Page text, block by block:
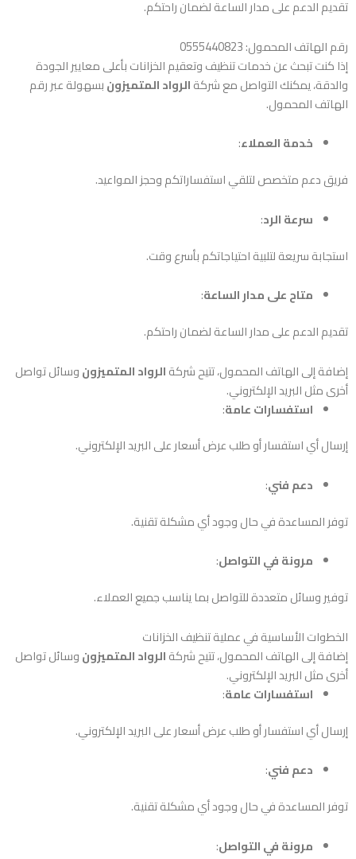
تقديم الدعم على مدار الساعة لضمان راحتكم.
رقم الهاتف المحمول: 0555440823
إذا كنت تبحث عن خدمات تنظيف وتعقيم الخزانات بأعلى معايير الجودة
والدقة، يمكنك التواصل مع شركةالرواد المتميزونبسهولة عبر رقم
الهاتف المحمول.
خدمة العملاء:
فريق دعم متخصص لتلقي استفساراتكم وحجز المواعيد.
سرعة الرد:
استجابة سريعة لتلبية احتياجاتكم بأسرع وقت.
متاح على مدار الساعة:
تقديم الدعم على مدار الساعة لضمان راحتكم.
إضافة إلى الهاتف المحمول، تتيح شركةالرواد المتميزونوسائل تواصل
أخرى مثل البريد الإلكتروني.
استفسارات عامة:
إرسال أي استفسار أو طلب عرض أسعار على البريد الإلكتروني.
دعم فني:
توفر المساعدة في حال وجود أي مشكلة تقنية.
مرونة في التواصل:
توفير وسائل متعددة للتواصل بما يناسب جميع العملاء.
الخطوات الأساسية في عملية تنظيف الخزانات
إضافة إلى الهاتف المحمول، تتيح شركةالرواد المتميزونوسائل تواصل
أخرى مثل البريد الإلكتروني.
استفسارات عامة:
إرسال أي استفسار أو طلب عرض أسعار على البريد الإلكتروني.
دعم فني:
توفر المساعدة في حال وجود أي مشكلة تقنية.
مرونة في التواصل: